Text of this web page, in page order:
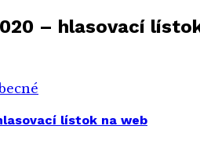
– hlasovací
lístok na web